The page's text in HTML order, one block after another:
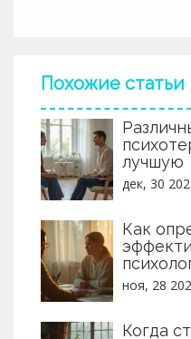
сохранить доверие и
самому специалисту.
Похожие статьи
лучшую
дек, 30
Как
ноя, 28
Когда